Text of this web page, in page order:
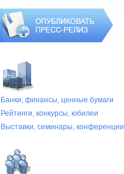
Банки, финансы, ценные бумаги
Рейтинги, конкурсы, юбилеи
Выставки, cеминары, конференции